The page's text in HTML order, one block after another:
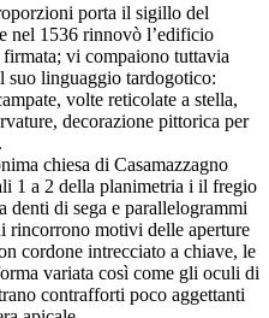
porta il sigillo del
nel 1536 rinnovò l’edificio
firmata; vi compaiono tuttavia
suo linguaggio tardogotico:
volte reticolate a stella,
decorazione pittorica per
chiesa di Casamazzagno
1 a 2 della planimetria i il fregio
denti di sega e parallelogrammi
rincorrono motivi delle aperture
cordone intrecciato a chiave, le
variata così come gli oculi di
contrafforti poco aggettanti